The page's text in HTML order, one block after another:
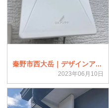
秦野市西大岳｜デザインア...
2023年06月10日